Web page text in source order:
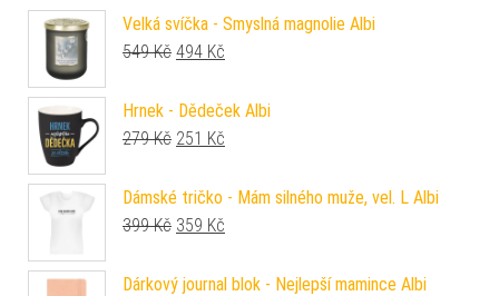
Velká svíčka - Smyslná magnolie Albi
549Kč Původní cena byla: 549 Kč.
494 Kč
Hrnek - Dědeček Albi
279Kč Původní cena byla: 279 Kč.
251 Kč
Dámské tričko - Mám silného muže, vel. L Albi
399Kč Původní cena byla: 399 Kč.
359 Kč
Dárkový journal blok - Nejlepší mamince Albi